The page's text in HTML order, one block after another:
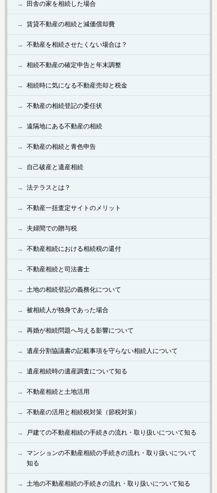
田舎の家を相続した場合
賃貸不動産の相続と減価償却費
不動産を相続させたくない場合は？
相続不動産の確定申告と年末調整
相続時に気になる不動産売却と税金
不動産の相続登記の委任状
遠隔地にある不動産の相続
不動産の相続と青色申告
自己破産と遺産相続
法テラスとは？
不動産一括査定サイトのメリット
夫婦間での贈与税
不動産相続における相続税の還付
不動産相続と司法書士
土地の相続登記の義務化について
被相続人が独身であった場合
再婚が相続問題へ与える影響について
遺産分割協議書の記載事項を守らない相続人について
遺産相続時の遺産調査について知る
不動産相続と土地活用
不動産の活用と相続税対策（節税対策）
戸建ての不動産相続の手続きの流れ・取り扱いについて知る
マンションの不動産相続の手続きの流れ・取り扱いについて
知る
土地の不動産相続の手続きの流れ・取り扱いについて知る